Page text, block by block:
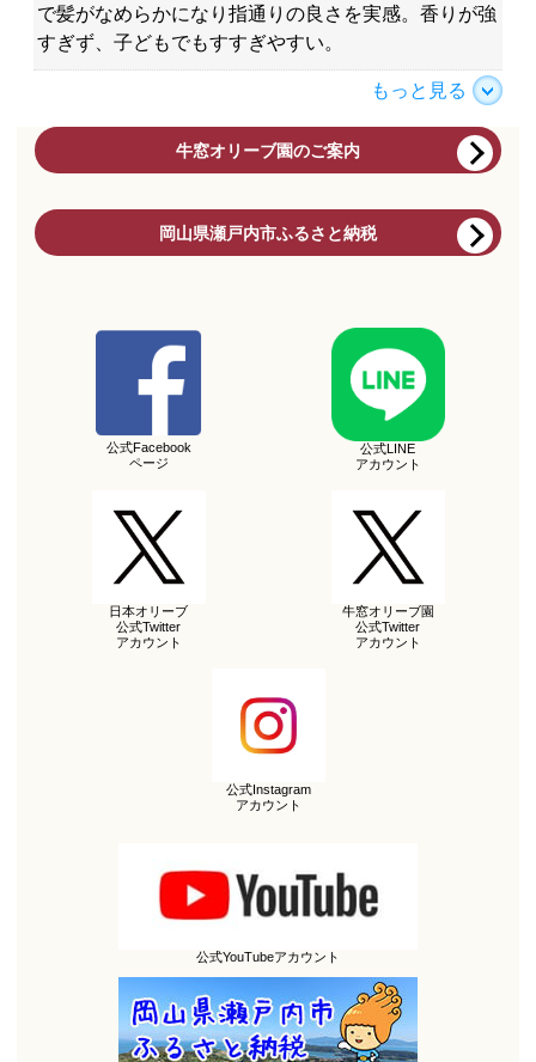
で髪がなめらかになり指通りの良さを実感。香りが強
すぎず、子どもでもすすぎやすい。
もっと見る
牛窓オリーブ園のご案内
岡山県瀬戸内市ふるさと納税
公式Facebook
ページ
公式LINE
アカウント
日本オリーブ
公式Twitter
アカウント
牛窓オリーブ園
公式Twitter
アカウント
公式Instagram
アカウント
公式YouTubeアカウント